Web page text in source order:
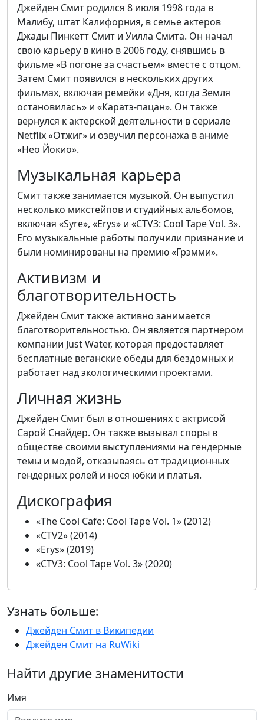
Джейден Смит родился 8 июля 1998 года в
Малибу, штат Калифорния, в семье актеров
Джады Пинкетт Смит и Уилла Смита. Он начал
свою карьеру в кино в 2006 году, снявшись в
фильме «В погоне за счастьем» вместе с отцом.
Затем Смит появился в нескольких других
фильмах, включая ремейки «Дня, когда Земля
остановилась» и «Каратэ-пацан». Он также
вернулся к актерской деятельности в сериале
Netflix «Отжиг» и озвучил персонажа в аниме
«Нео Йокио».
Музыкальная карьера
Смит также занимается музыкой. Он выпустил
несколько микстейпов и студийных альбомов,
включая «Syre», «Erys» и «CTV3: Cool Tape Vol. 3».
Его музыкальные работы получили признание и
были номинированы на премию «Грэмми».
Активизм и
благотворительность
Джейден Смит также активно занимается
благотворительностью. Он является партнером
компании Just Water, которая предоставляет
бесплатные веганские обеды для бездомных и
работает над экологическими проектами.
Личная жизнь
Джейден Смит был в отношениях с актрисой
Сарой Снайдер. Он также вызывал споры в
обществе своими выступлениями на гендерные
темы и модой, отказываясь от традиционных
гендерных ролей и нося юбки и платья.
Дискография
«The Cool Cafe: Cool Tape Vol. 1» (2012)
«CTV2» (2014)
«Erys» (2019)
«CTV3: Cool Tape Vol. 3» (2020)
Узнать больше:
Джейден Смит в Википедии
Джейден Смит на RuWiki
Найти другие знаменитости
Имя